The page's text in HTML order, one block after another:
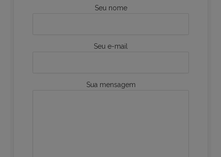
Seu nome
Seu e-mail
Sua mensagem